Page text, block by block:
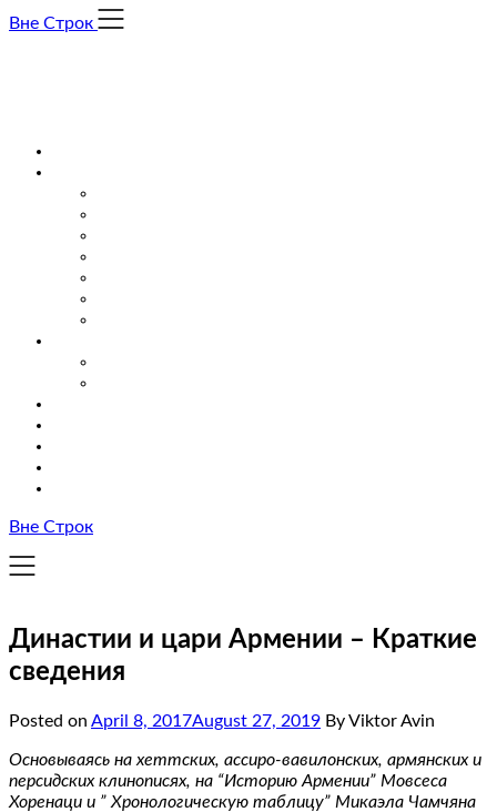
Skip
Вне Строк
Вне Строк
Династии и цари Армении – Краткие
сведения
Posted on April 8, 2017August 27, 2019 By Viktor Avin
Основываясь на хеттских, ассиро-вавилонских, армянских и
персидских клинописях, на “Историю Армении” Мовсеса
Хоренаци и ” Хронологическую таблицу” Микаэла Чамчяна